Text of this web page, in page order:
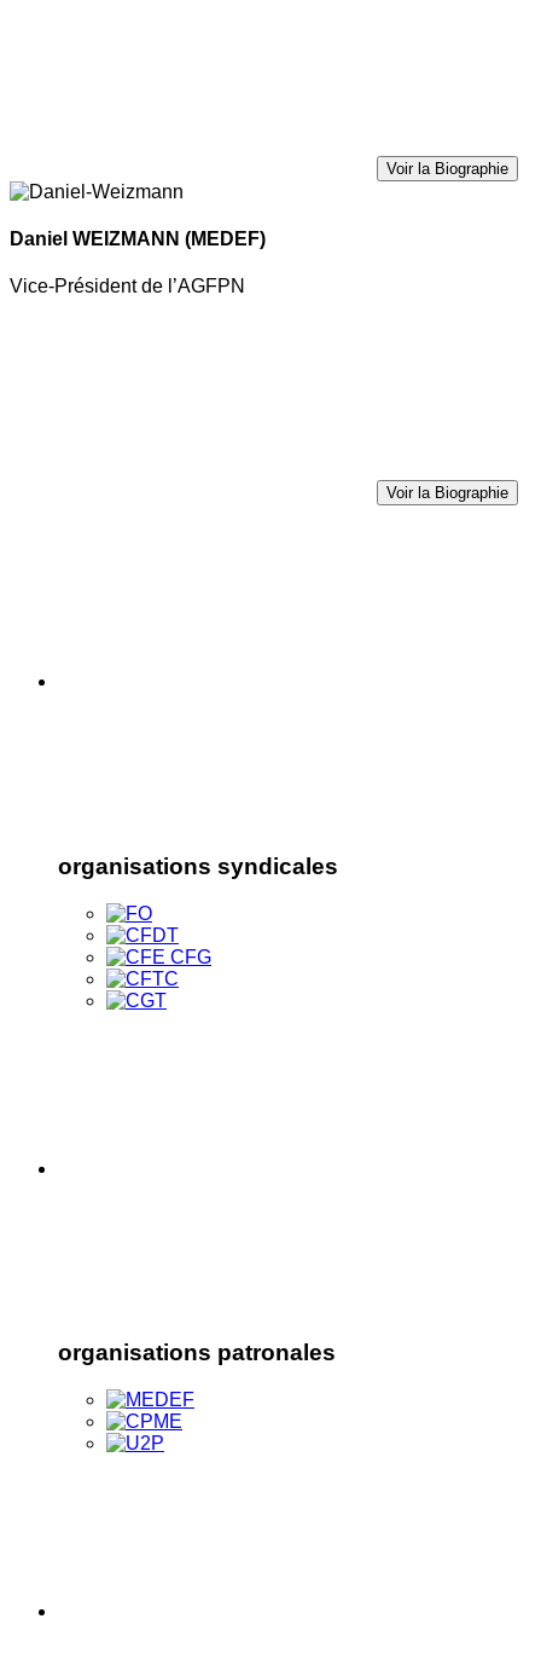
Voir la Biographie
Daniel WEIZMANN (MEDEF)
Vice-Président de l’AGFPN
Voir la Biographie
organisations syndicales
organisations patronales